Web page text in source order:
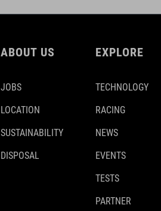
ABOUT US
JOBS
LOCATION
SUSTAINABILITY
DISPOSAL
EXPLORE
TECHNOLOGY
RACING
NEWS
EVENTS
TESTS
PARTNER